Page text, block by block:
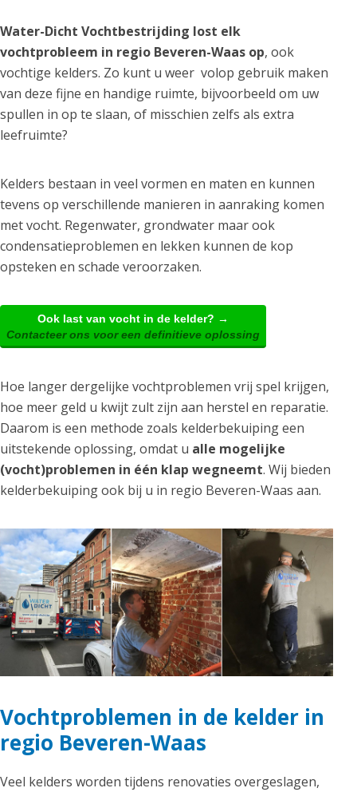
Water-Dicht Vochtbestrijding lost elk
vochtprobleem in regio Beveren-Waas op, ook
vochtige kelders. Zo kunt u weer volop gebruik maken
van deze fijne en handige ruimte, bijvoorbeeld om uw
spullen in op te slaan, of misschien zelfs als extra
leefruimte?
Kelders bestaan in veel vormen en maten en kunnen
tevens op verschillende manieren in aanraking komen
met vocht. Regenwater, grondwater maar ook
condensatieproblemen en lekken kunnen de kop
opsteken en schade veroorzaken.
Ook last van vocht in de kelder? →
Contacteer ons voor een definitieve oplossing
Hoe langer dergelijke vochtproblemen vrij spel krijgen,
hoe meer geld u kwijt zult zijn aan herstel en reparatie.
Daarom is een methode zoals kelderbekuiping een
uitstekende oplossing, omdat u alle mogelijke
(vocht)problemen in één klap wegneemt. Wij bieden
kelderbekuiping ook bij u in regio Beveren-Waas aan.
Vochtproblemen in de kelder in
regio Beveren-Waas
Veel kelders worden tijdens renovaties overgeslagen,